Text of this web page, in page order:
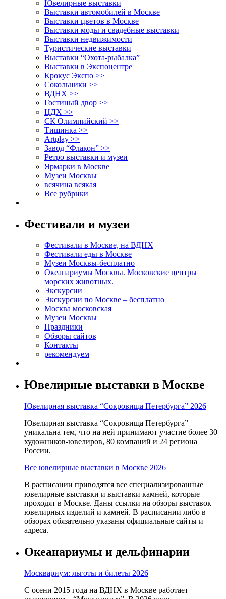
Ювелирные выставки
Выставки автомобилей в Москве
Выставки цветов в Москве
Выставки моды и свадебные выставки
Выставки недвижимости
Туристические выставки
Выставки “Охота-рыбалка”
Выставки в Экспоцентре
Крокус Экспо >>
Сокольники >>
ВДНХ >>
Гостиный двор >>
ЦДХ >>
СК Олимпийский >>
Тишинка >>
Artplay >>
Завод “Флакон” >>
Ретро выставки и музеи
Ярмарки в Москве
Музеи Москвы
всячина всякая
Все рубрики
Фестивали и музеи
Фестивали в Москве, на ВДНХ
Фестивали еды в Москве
Музеи Москвы-бесплатно
Океанариумы Москвы. Московские центры
морских животных.
Экскурсии
Экскурсии по Москве – бесплатно
Москва московская
Музеи Москвы
Праздники
Обзоры сайтов
Контакты
рекомендуем
Ювелирные выставки в Москве
Ювелирная выставка “Сокровища Петербурга” 2026
Ювелирная выставка “Сокровища Петербурга”
уникальна тем, что на ней принимают участие более 30
художников-ювелиров, 80 компаний и 24 региона
России.
Все ювелирные выставки в Москве 2026
В расписании приводятся все специализированные
ювелирные выставки и выставки камней, которые
проходят в Москве. Даны ссылки на обзоры выставок
ювелирных изделий и камней. В расписании либо в
обзорах обязательно указаны официальные сайты и
адреса.
Океанариумы и дельфинарии
Москвариум: льготы и билеты 2026
С осени 2015 года на ВДНХ в Москве работает